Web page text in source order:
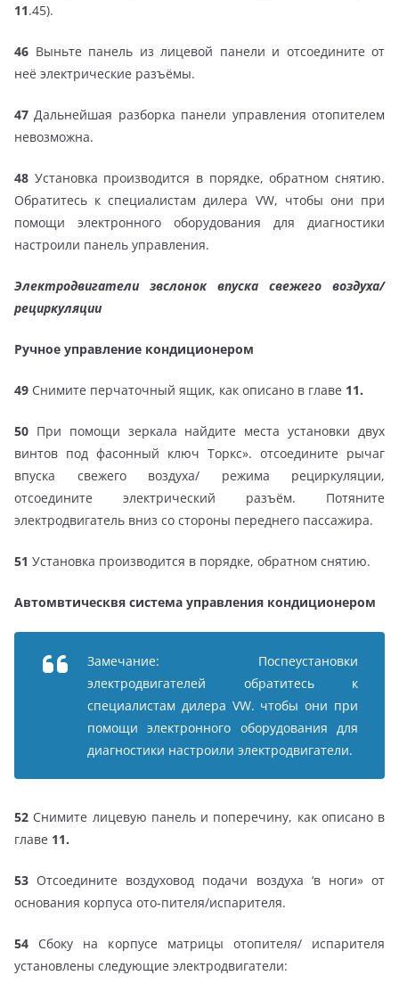
11.45).
46 Выньте панель из лицевой панели и отсоедините от
неё электрические разъёмы.
47 Дальнейшая разборка панели управления отопителем
невозможна.
48 Установка производится в порядке, обратном снятию.
Обратитесь к специалистам дилера VW, чтобы они при
помощи электронного оборудования для диагностики
настроили панель управления.
Электродвигатели звслонок впуска свежего воздуха/
рециркуляции
Ручное управление кондиционером
49 Снимите перчаточный ящик, как описано в главе 11.
50 При помощи зеркала найдите места установки двух
винтов под фасонный ключ Торкс». отсоедините рычаг
впуска свежего воздуха/ режима рециркуляции,
отсоедините электрический разъём. Потяните
электродвигатель вниз со стороны переднего пассажира.
51 Установка производится в порядке, обратном снятию.
Автомвтическвя система управления кондиционером
Замечание: Поспеустановки
электродвигателей обратитесь к
специалистам дилера VW. чтобы они при
помощи электронного оборудования для
диагностики настроили электродвигатели.
52 Снимите лицевую панель и поперечину, как описано в
главе 11.
53 Отсоедините воздуховод подачи воздуха ‘в ноги» от
основания корпуса ото-пителя/испарителя.
54 Сбоку на корпусе матрицы отопителя/ испарителя
установлены следующие электродвигатели: